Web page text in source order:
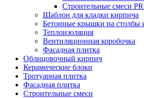
Строительные смеси
Шаблон для кладки кирпича
Бетонные крышки на столбы
Теплоизоляция
Вентиляционная коробочка
Фасадная плитка
Облицовочный кирпич
Керамические блоки
Тротуарная плитка
Фасадная плитка
Строительные смеси